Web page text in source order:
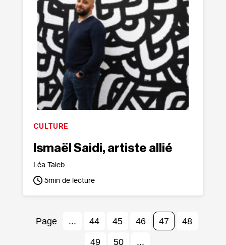
CULTURE
Ismaël Saidi, artiste allié
Léa Taieb
5min de lecture
... 44 45 46 47 48
49 50 ...